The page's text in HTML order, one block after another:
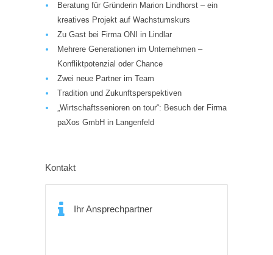
Beratung für Gründerin Marion Lindhorst – ein
kreatives Projekt auf Wachstumskurs
Zu Gast bei Firma ONI in Lindlar
Mehrere Generationen im Unternehmen –
Konfliktpotenzial oder Chance
Zwei neue Partner im Team
Tradition und Zukunftsperspektiven
„Wirtschaftssenioren on tour“: Besuch der Firma
paXos GmbH in Langenfeld
Kontakt
Ihr Ansprechpartner